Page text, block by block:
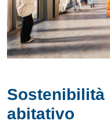
Sostenibilità
abitativo